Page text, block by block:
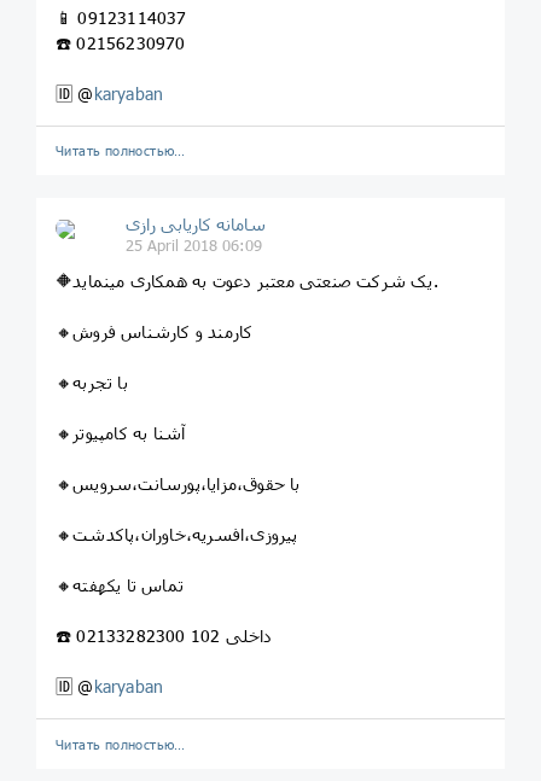
📱 09123114037
☎️ 02156230970
🆔 @karyaban
Читать полностью…
سامانه کاریابی رازی
25 April 2018 06:09
🔶یک شرکت صنعتی معتبر دعوت به همکاری مینماید.
🔸کارمند و کارشناس فروش
🔸با تجربه
🔸آشنا به کامپیوتر
🔸با حقوق،مزایا،پورسانت،سرویس
🔸پیروزی،افسریه،خاوران،پاکدشت
🔸تماس تا یکهفته
☎️ 02133282300 داخلی 102
🆔 @karyaban
Читать полностью…